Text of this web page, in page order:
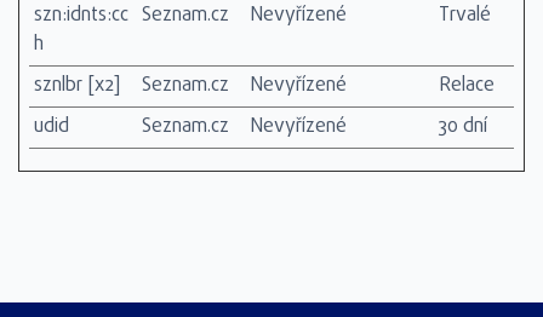
szn:idnts:cc
h
Seznam.cz Nevyřízené Trvalé
sznlbr [x2] Seznam.cz Nevyřízené
Relace
udid
Seznam.cz Nevyřízené 30 dní